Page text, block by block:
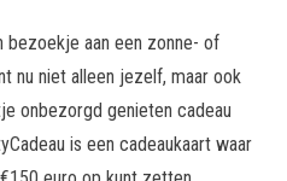
bezoekje aan een zonne- of
nu niet alleen jezelf, maar ook
onbezorgd genieten cadeau
is een cadeaukaart waar